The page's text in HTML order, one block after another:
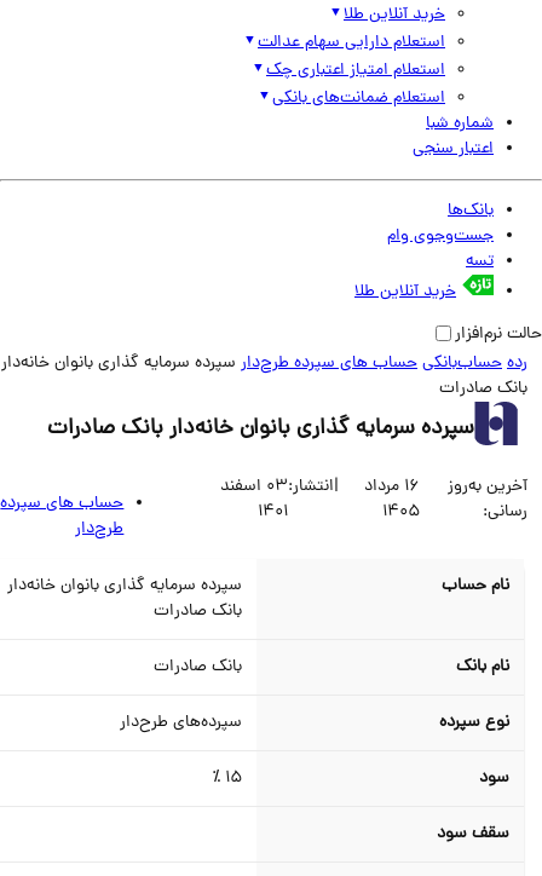
خرید آنلاین طلا
استعلام دارایی سهام عدالت
استعلام امتیاز اعتباری چک
استعلام ضمانت‌های بانکی
شماره شبا
اعتبار سنجی
بانک‌ها
جست‌وجوی وام
تسه
خرید آنلاین طلا
حساب‌بانکیحساب های سپرده طرح‌دارسپرده سرمایه گذاری بانوان خانه‌دار
صادرات
سپرده سرمایه گذاری بانوان خانه‌دار بانک صادرات
به‌روز
16 مرداد
1405
| انتشار:
03 اسفند
1401
حساب های سپرده
طرح‌دار
نام حساب
سپرده سرمایه گذاری بانوان خانه‌دار
بانک صادرات
نام بانک بانک صادرات
نوع سپرده سپرده‌های طرح‌دار
سود
سقف سود